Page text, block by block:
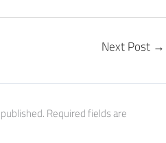
Next Post →
Required fields are